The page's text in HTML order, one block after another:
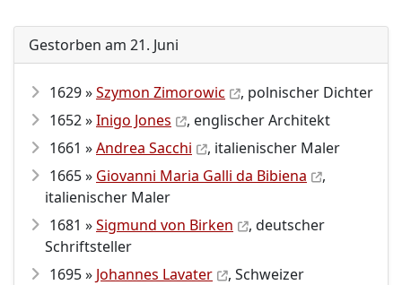
Gestorben am 21. Juni
1629 »Szymon Zimorowic
, polnischer Dichter
1652 »Inigo Jones
, englischer Architekt
1661 »Andrea Sacchi
, italienischer Maler
1665 » Giovanni Maria Galli da Bibiena
,
italienischer Maler
1681 »Sigmund von Birken
, deutscher
Schriftsteller
1695 » Johannes Lavater
, Schweizer